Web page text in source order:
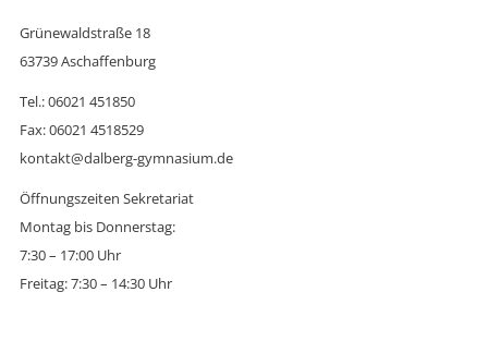
Grünewaldstraße 18
63739 Aschaffenburg
Tel.: 06021 451850
Fax: 06021 4518529
kontakt@dalberg-gymnasium.de
Öffnungszeiten Sekretariat
Montag bis Donnerstag:
7:30 – 17:00 Uhr
Freitag: 7:30 – 14:30 Uhr